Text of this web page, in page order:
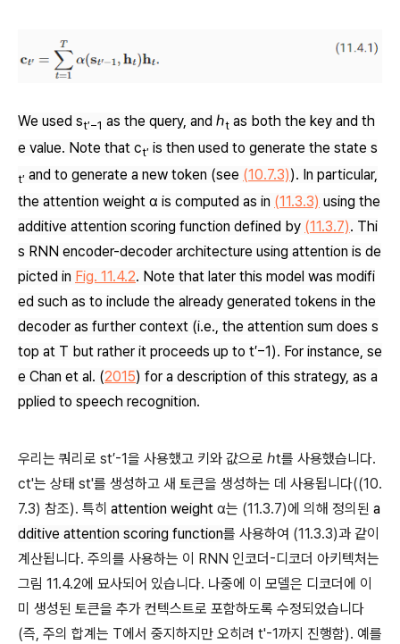
We used st′−1 as the query, and ℎt as both the key and th
e value. Note that ct′ is then used to generate the state s
t′ and to generate a new token (see (10.7.3)). In particular,
the attention weight α is computed as in (11.3.3) using the
additive attention scoring function defined by (11.3.7). Thi
s RNN encoder-decoder architecture using attention is de
picted in Fig. 11.4.2. Note that later this model was modifi
ed such as to include the already generated tokens in the
decoder as further context (i.e., the attention sum does s
top at T but rather it proceeds up to t′−1 ). For instance, se
e Chan et al. (2015) for a description of this strategy, as a
pplied to speech recognition.
우리는 쿼리로 st′-1을 사용했고 키와 값으로 ℎt를 사용했습니다.
ct'는 상태 st'를 생성하고 새 토큰을 생성하는 데 사용됩니다((10.
7.3) 참조). 특히 attention weight α는 (11.3.7)에 의해 정의된 a
dditive attention scoring function를 사용하여 (11.3.3)과 같이
계산됩니다. 주의를 사용하는 이 RNN 인코더-디코더 아키텍처는
그림 11.4.2에 묘사되어 있습니다. 나중에 이 모델은 디코더에 이
미 생성된 토큰을 추가 컨텍스트로 포함하도록 수정되었습니다
(즉, 주의 합계는 T에서 중지하지만 오히려 t'-1까지 진행함). 예를